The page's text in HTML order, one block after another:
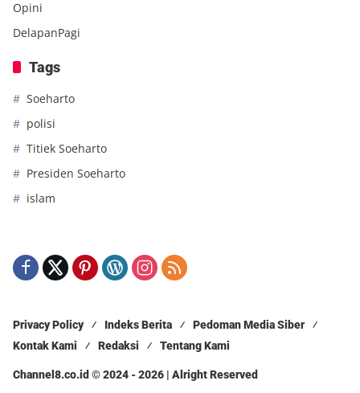
Opini
DelapanPagi
Tags
Soeharto
polisi
Titiek Soeharto
Presiden Soeharto
islam
Privacy Policy Indeks Berita
Pedoman Media Siber
Kontak Kami
Redaksi Tentang Kami
Channel8.co.id © 2024 - 2026 | Alright Reserved